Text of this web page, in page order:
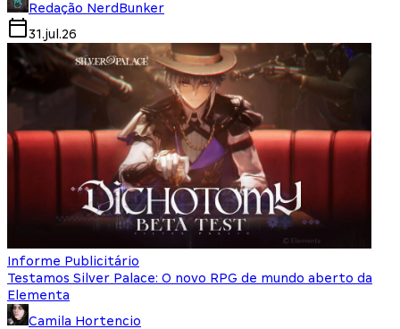
Redação NerdBunker
31.jul.26
Informe Publicitário
Testamos Silver Palace: O novo RPG de mundo aberto da
Elementa
Camila Hortencio